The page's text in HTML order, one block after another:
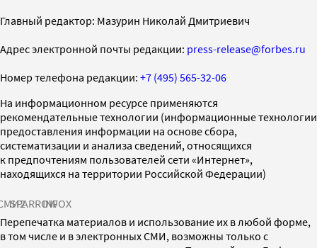
Главный редактор: Мазурин Николай Дмитриевич
Адрес электронной почты редакции: press-release@forbes.ru
Номер телефона редакции: +7 (495) 565-32-06
На информационном ресурсе применяются
рекомендательные технологии (информационные технологии
предоставления информации на основе сбора,
систематизации и анализа сведений, относящихся
к предпочтениям пользователей сети «Интернет»,
находящихся на территории Российской Федерации)
SPARROWINFOX
Перепечатка материалов и использование их в любой форме,
в том числе и в электронных СМИ, возможны только с